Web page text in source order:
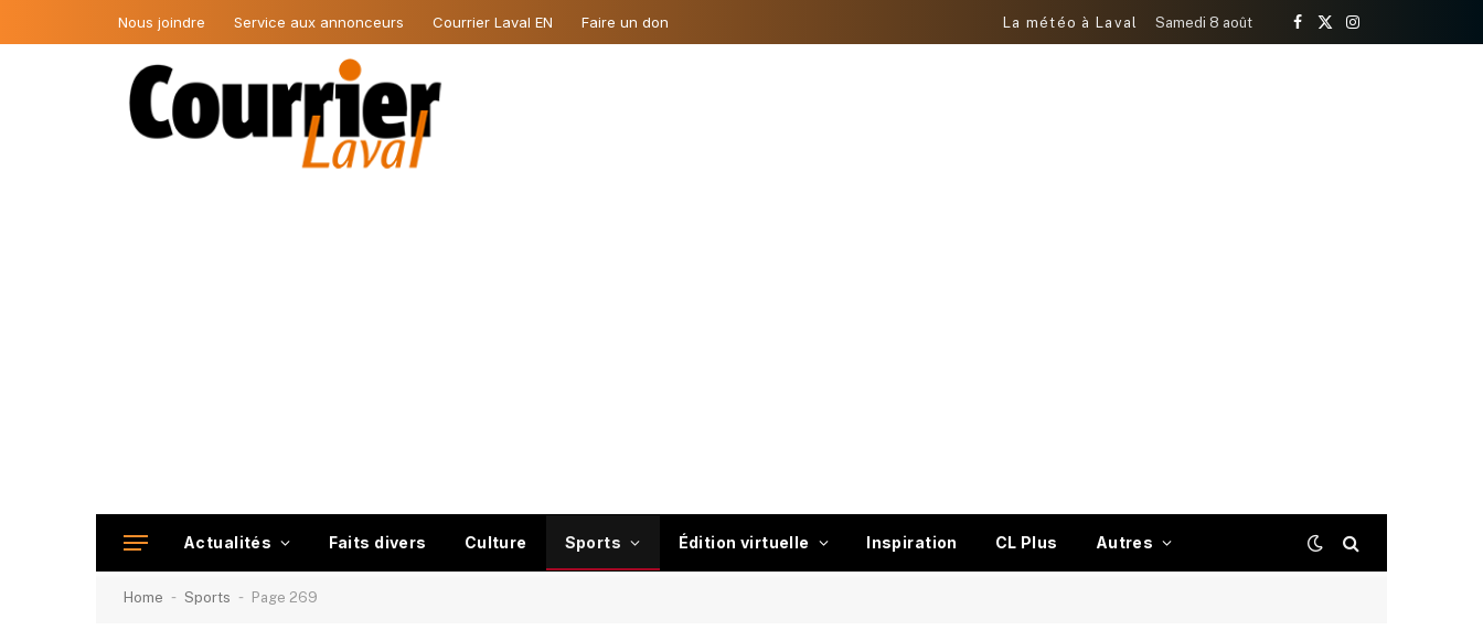
Nous joindre Service aux annonceurs Courrier Laval EN Faire un don La météo à Laval Samedi 8 août
Facebook
X
Instagram
Actualités Faits divers Culture Sports Édition virtuelle Inspiration CL Plus Autres
Home - Sports - Page 269